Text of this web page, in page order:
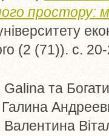
простору:
(2 (71)). с.
Galina та